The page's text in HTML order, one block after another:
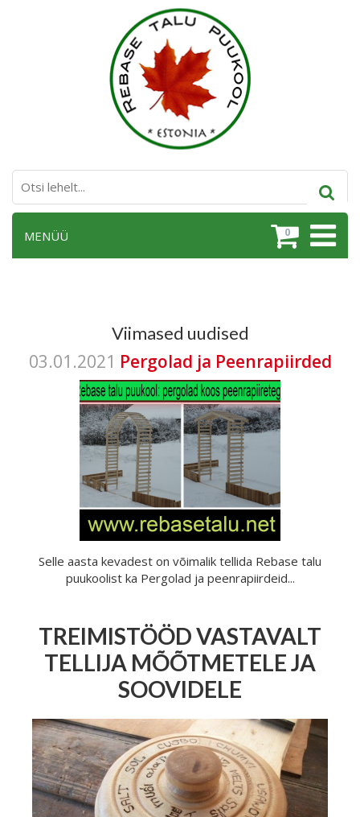
0
MENÜÜ
Viimased uudised
03.01.2021 Pergolad ja Peenrapiirded
Selle aasta kevadest on võimalik tellida Rebase talu
puukoolist ka Pergolad ja peenrapiirdeid...
TREIMISTÖÖD VASTAVALT
TELLIJA MÕÕTMETELE JA
SOOVIDELE